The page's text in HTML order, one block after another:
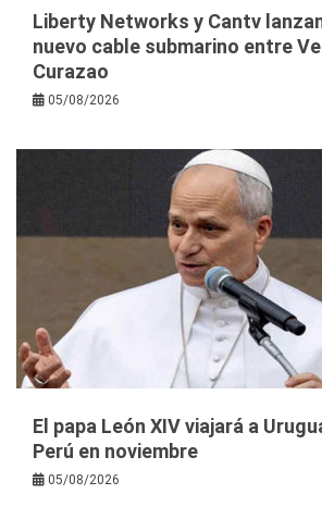
Liberty Networks y Cantv
nuevo cable submarino entre
Curazao
05/08/2026
El papa León XIV viajará a
Perú en noviembre
05/08/2026